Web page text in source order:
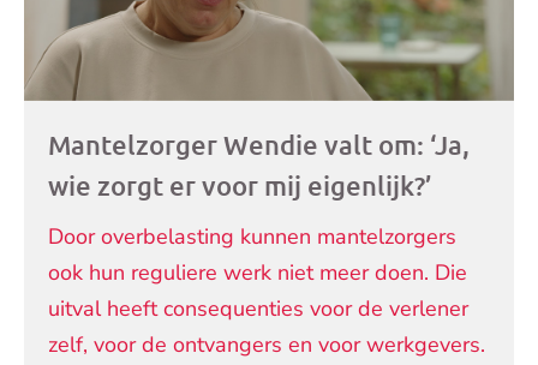
Mantelzorger Wendie valt om: ‘Ja,
wie zorgt er voor mij eigenlijk?’
Door overbelasting kunnen mantelzorgers
ook hun reguliere werk niet meer doen. Die
uitval heeft consequenties voor de verlener
zelf, voor de ontvangers en voor werkgevers.